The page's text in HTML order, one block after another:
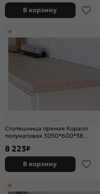
В корзину
Столешница прямая Коралл
полуматовая 3050*600*38
8 223₽
В корзину